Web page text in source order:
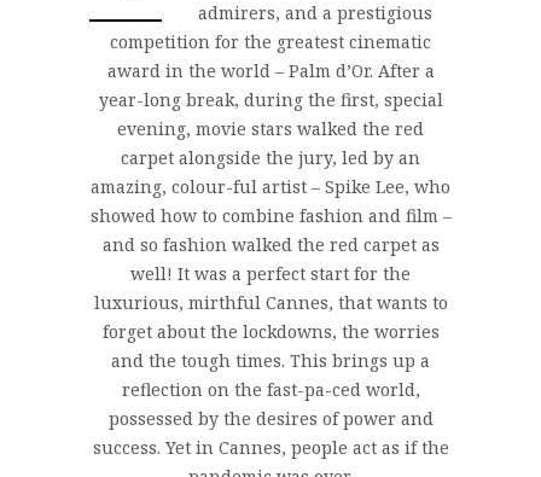
admirers, and a prestigious
competition for the greatest cinematic
award in the world – Palm d’Or. After a
year-long break, during the first, special
evening, movie stars walked the red
carpet alongside the jury, led by an
amazing, colour-ful artist – Spike Lee, who
showed how to combine fashion and film –
and so fashion walked the red carpet as
well! It was a perfect start for the
luxurious, mirthful Cannes, that wants to
forget about the lockdowns, the worries
and the tough times. This brings up a
reflection on the fast-pa-ced world,
possessed by the desires of power and
success. Yet in Cannes, people act as if the